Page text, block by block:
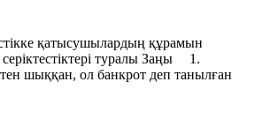
қатысушылардың құрамын
туралы Заңы 1.
шыққан, ол банкрот деп танылған